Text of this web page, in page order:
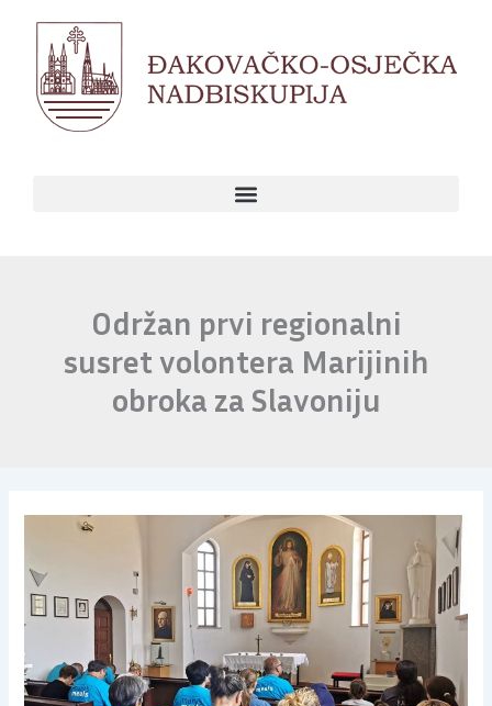
content
Održan prvi regionalni
susret volontera Marijinih
obroka za Slavoniju